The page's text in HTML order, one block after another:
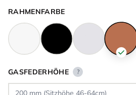
RAHMENFARBE
GASFEDERHÖHE ?